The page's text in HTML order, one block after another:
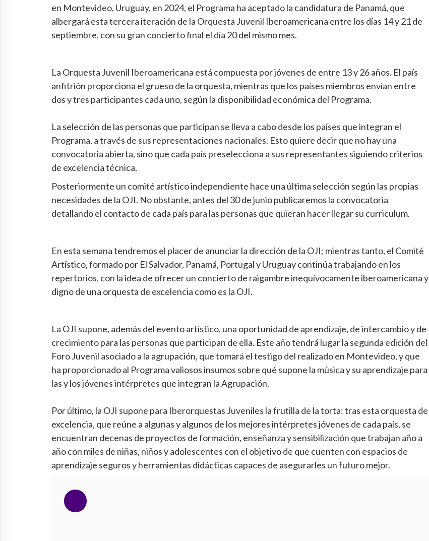
en Montevideo, Uruguay, en 2024, el Programa ha aceptado la candidatura de Panamá, que
albergará esta tercera iteración de la Orquesta Juvenil Iberoamericana entre los días 14 y 21 de
septiembre, con su gran concierto final el día 20 del mismo mes.
La Orquesta Juvenil Iberoamericana está compuesta por jóvenes de entre 13 y 26 años. El país
anfitrión proporciona el grueso de la orquesta, mientras que los países miembros envían entre
dos y tres participantes cada uno, según la disponibilidad económica del Programa.
La selección de las personas que participan se lleva a cabo desde los países que integran el
Programa, a través de sus representaciones nacionales. Esto quiere decir que no hay una
convocatoria abierta, sino que cada país preselecciona a sus representantes siguiendo criterios
de excelencia técnica.
Posteriormente un comité artístico independiente hace una última selección según las propias
necesidades de la OJI. No obstante, antes del 30 de junio publicaremos la convocatoria
detallando el contacto de cada país para las personas que quieran hacer llegar su curriculum.
En esta semana tendremos el placer de anunciar la dirección de la OJI; mientras tanto, el Comité
Artístico, formado por El Salvador, Panamá, Portugal y Uruguay continúa trabajando en los
repertorios, con la idea de ofrecer un concierto de raigambre inequívocamente iberoamericana y
digno de una orquesta de excelencia como es la OJI.
La OJI supone, además del evento artístico, una oportunidad de aprendizaje, de intercambio y de
crecimiento para las personas que participan de ella. Este año tendrá lugar la segunda edición del
Foro Juvenil asociado a la agrupación, que tomará el testigo del realizado en Montevideo, y que
ha proporcionado al Programa valiosos insumos sobre qué supone la música y su aprendizaje para
las y los jóvenes intérpretes que integran la Agrupación.
Por último, la OJI supone para Iberorquestas Juveniles la frutilla de la torta: tras esta orquesta de
excelencia, que reúne a algunas y algunos de los mejores intérpretes jóvenes de cada país, se
encuentran decenas de proyectos de formación, enseñanza y sensibilización que trabajan año a
año con miles de niñas, niños y adolescentes con el objetivo de que cuenten con espacios de
aprendizaje seguros y herramientas didácticas capaces de asegurarles un futuro mejor.